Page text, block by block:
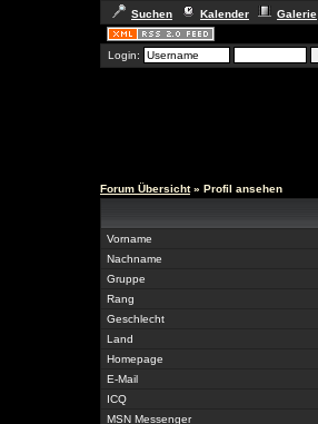
Suchen Kalender Galerie
Login:
Forum Übersicht» Profil ansehen
Vorname
Nachname
Gruppe
Rang
Geschlecht
Land
Homepage
E-Mail
ICQ
MSN Messenger